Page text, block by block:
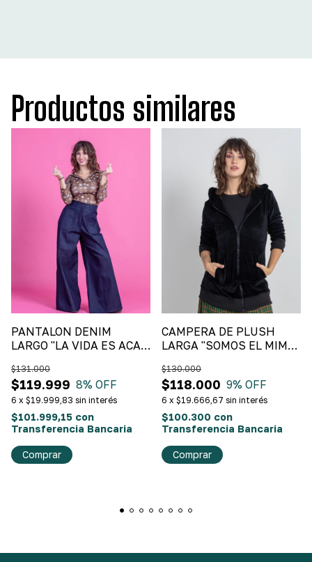
Productos similares
PANTALON DENIM
LARGO "LA VIDA ES ACA"
$119.999
$131.000
8% OFF
6 x $19.999,83 sin interés
$101.999,15 con
Transferencia Bancaria
Comprar
CAMPERA DE PLUSH
LARGA "SOMOS EL MIMO"
$118.000
$130.000
9% OFF
6 x $19.666,67 sin interés
$100.300 con
Transferencia Bancaria
Comprar